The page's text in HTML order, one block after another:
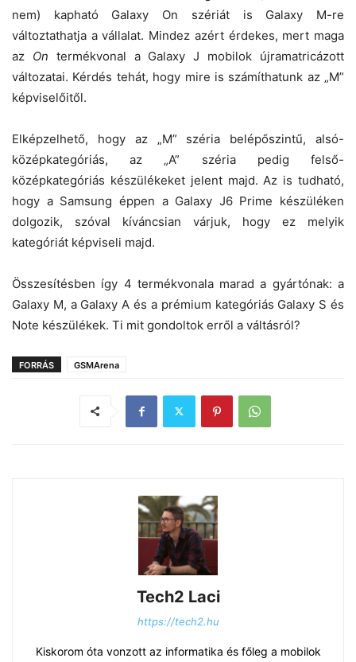
nem) kapható Galaxy On szériát is Galaxy M-re
változtathatja a vállalat. Mindez azért érdekes, mert maga
az On termékvonal a Galaxy J mobilok újramatricázott
változatai. Kérdés tehát, hogy mire is számíthatunk az „M”
képviselőitől.
Elképzelhető, hogy az „M” széria belépőszintű, alsó-
középkategóriás, az „A” széria pedig felső-
középkategóriás készülékeket jelent majd. Az is tudható,
hogy a Samsung éppen a Galaxy J6 Prime készüléken
dolgozik, szóval kíváncsian várjuk, hogy ez melyik
kategóriát képviseli majd.
Összesítésben így 4 termékvonala marad a gyártónak: a
Galaxy M, a Galaxy A és a prémium kategóriás Galaxy S és
Note készülékek. Ti mit gondoltok erről a váltásról?
FORRÁS GSMArena
Tech2 Laci
https://tech2.hu
Kiskorom óta vonzott az informatika és főleg a mobilok